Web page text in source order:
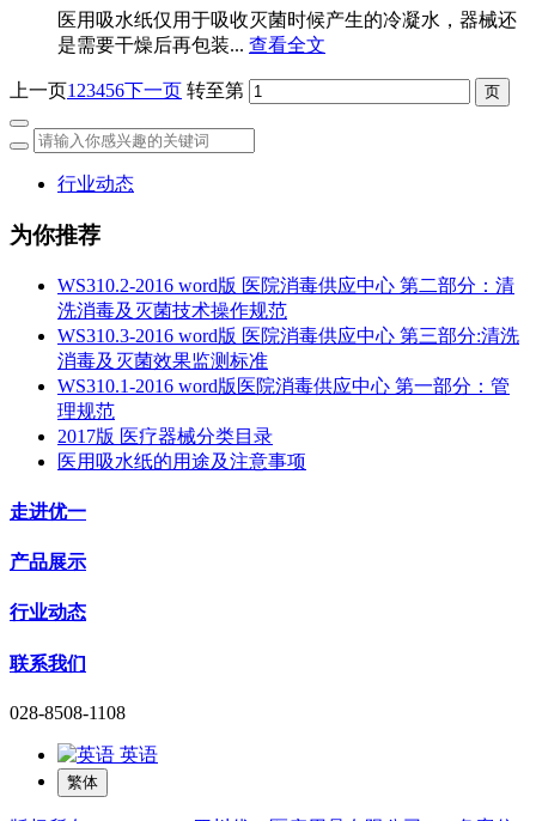
医用吸水纸仅用于吸收灭菌时候产生的冷凝水，器械还
是需要干燥后再包装... 查看全文
上一页1 23456下一页 转至第
行业动态
为你推荐
WS310.2-2016 word版 医院消毒供应中心 第二部分：清
洗消毒及灭菌技术操作规范
WS310.3-2016 word版 医院消毒供应中心 第三部分:清洗
消毒及灭菌效果监测标准
WS310.1-2016 word版医院消毒供应中心 第一部分：管
理规范
2017版 医疗器械分类目录
医用吸水纸的用途及注意事项
走进优一
产品展示
行业动态
联系我们
028-8508-1108
英语
繁体